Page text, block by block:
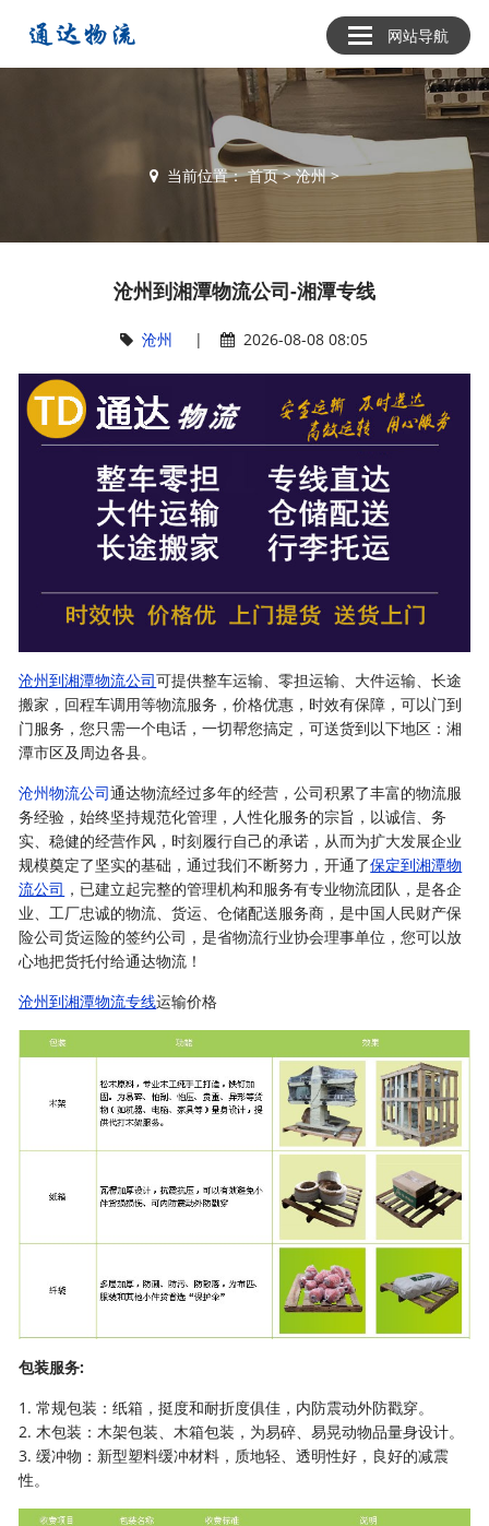
网站导航
当前位置：首页>沧州>
沧州到湘潭物流公司-湘潭专线
沧州 | 2026-08-08 08:05
沧州到湘潭物流公司可提供整车运输、零担运输、大件运输、长途
搬家，回程车调用等物流服务，价格优惠，时效有保障，可以门到
门服务，您只需一个电话，一切帮您搞定，可送货到以下地区：湘
潭市区及周边各县。
沧州物流公司通达物流经过多年的经营，公司积累了丰富的物流服
务经验，始终坚持规范化管理，人性化服务的宗旨，以诚信、务
实、稳健的经营作风，时刻履行自己的承诺，从而为扩大发展企业
规模奠定了坚实的基础，通过我们不断努力，开通了保定到湘潭物
流公司 ，已建立起完整的管理机构和服务有专业物流团队，是各企
业、工厂忠诚的物流、货运、仓储配送服务商，是中国人民财产保
险公司货运险的签约公司，是省物流行业协会理事单位，您可以放
心地把货托付给通达物流！
沧州到湘潭物流专线运输价格
包装服务:
1. 常规包装：纸箱，挺度和耐折度俱佳，内防震动外防戳穿。
2. 木包装：木架包装、木箱包装，为易碎、易晃动物品量身设计。
3. 缓冲物：新型塑料缓冲材料，质地轻、透明性好，良好的减震
性。